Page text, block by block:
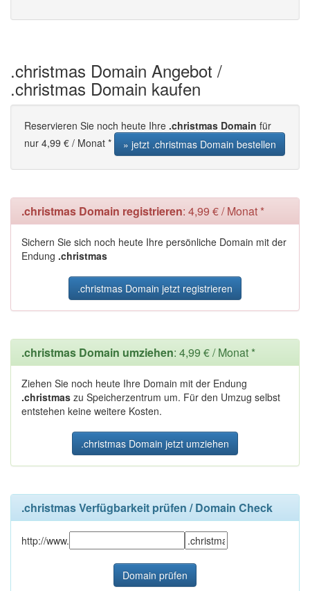
.christmas Domain Angebot /
.christmas Domain kaufen
Reservieren Sie noch heute Ihre .christmas Domain für
nur 4,99 € / Monat *
» jetzt .christmas Domain bestellen
.christmas Domain registrieren: 4,99 € / Monat *
Sichern Sie sich noch heute Ihre persönliche Domain mit der
Endung .christmas
.christmas Domain jetzt registrieren
.christmas Domain umziehen: 4,99 € / Monat *
Ziehen Sie noch heute Ihre Domain mit der Endung
.christmas zu Speicherzentrum um. Für den Umzug selbst
entstehen keine weitere Kosten.
.christmas Domain jetzt umziehen
.christmas Verfügbarkeit prüfen / Domain Check
http://www.